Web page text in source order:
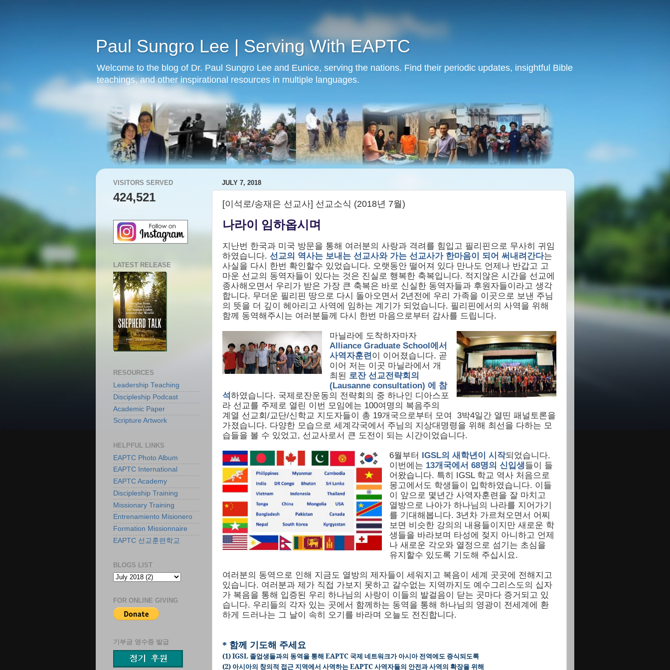
Paul Sungro Lee | Serving With EAPTC
Welcome to the blog of Dr. Paul Sungro Lee and Eunice, serving the nations. Find their periodic updates, insightful Bible
teachings, and other inspirational resources in multiple languages.
JULY 7, 2018
[이석로/송재은 선교사] 선교소식 (2018년 7월)
나라이 임하옵시며
지난번 한국과 미국 방문을 통해 여러분의 사랑과 격려를 힘입고 필리핀으로 무사히 귀임
하였습니다. 선교의 역사는 보내는 선교사와 가는 선교사가 한마음이 되어 써내려간다는
사실을 다시 한번 확인할수 있었습니다. 오랫동안 떨어져 있다 만나도 언제나 반갑고 고
마운 선교의 동역자들이 있다는 것은 진실로 행복한 축복입니다. 적지않은 시간을 선교에
종사해오면서 우리가 받은 가장 큰 축복은 바로 신실한 동역자들과 후원자들이라고 생각
합니다. 무더운 필리핀 땅으로 다시 돌아오면서 2년전에 우리 가족을 이곳으로 보낸 주님
의 뜻을 더 깊이 헤아리고 사역에 임하는 계기가 되었습니다. 필리핀에서의 사역을 위해
함께 동역해주시는 여러분들께 다시 한번 마음으로부터 감사를 드립니다.
마닐라에 도착하자마자
Alliance Graduate School에서
사역자훈련이 이어졌습니다. 곧
이어 저는 이곳 마닐라에서 개
최된 로잔 선교전략회의
(Lausanne consultation) 에 참
석 하였습니다. 국제로잔운동의 전략회의 중 하나인 디아스포
라 선교를 주제로 열린 이번 모임에는 100여명의 복음주의
계열 선교회/교단/신학교 지도자들이 총 19개국으로부터 모여 3박4일간 열띤 패널토론을
가졌습니다. 다양한 모습으로 세계각국에서 주님의 지상대명령을 위해 최선을 다하는 모
습들을 볼 수 있었고, 선교사로서 큰 도전이 되는 시간이었습니다.
6월부터 IGSL의 새학년이 시작되었습니다.
이번에는 13개국에서 68명의 신입생들이 들
어왔습니다. 특히 IGSL 학교 역사 처음으로
몽고에서도 학생들이 입학하였습니다. 이들
이 앞으로 몇년간 사역자훈련을 잘 마치고
열방으로 나아가 하나님의 나라를 지어가기
를 기대해봅니다. 3년차 가르쳐오면서 어찌
보면 비슷한 강의의 내용들이지만 새로운 학
생들을 바라보며 타성에 젖지 아니하고 언제
나 새로운 각오와 열정으로 섬기는 초심을
유지할수 있도록 기도해 주십시요.
여 러분의 동역으로 인해 지금도 열방의 제자들이 세워지고 복음이 세계 곳곳에 전해지고
있습니다. 여러분과 제가 직접 가보지 못하고 갈수없는 지역까지도 예수그리스도의 십자
가 복음을 통해 입증된 우리 하나님의 사랑이 이들의 발걸음이 닫는 곳마다 증거되고 있
습니다. 우리들의 각자 있는 곳에서 함께하는 동역을 통해 하나님의 영광이 전세계에 환
하게 드러나는 그 날이 속히 오기를 바라며 오늘도 전진합니다.
* 함께 기도해 주세요
(1) IGSL 졸업생들과의 동역을 통해 EAPTC 국제 네트워크가 아시아 전역에도 증식되도록
(2) 아시아의 창의적 접근 지역에서 사역하는 EAPTC 사역자들의 안전과 사역의 확장을 위해
VISITORS SERVED
424,521
LATEST RELEASE
RESOURCES
Leadership Teaching
Discipleship Podcast
Academic Paper
Scripture Artwork
HELPFUL LINKS
EAPTC Photo Album
EAPTC International
EAPTC Academy
Discipleship Training
Missionary Training
Entrenamiento Misionero
Formation Missionnaire
EAPTC 선교훈련학교
BLOGS LIST
FOR ONLINE GIVING
기부금 영수증 발급